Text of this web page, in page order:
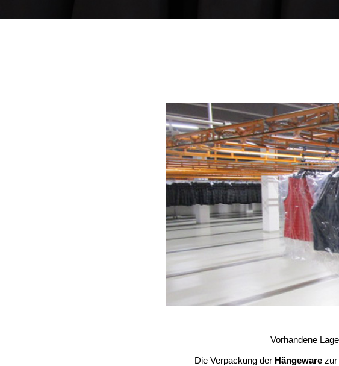
Vorhandene
Die Verpackung der Hängeware zur